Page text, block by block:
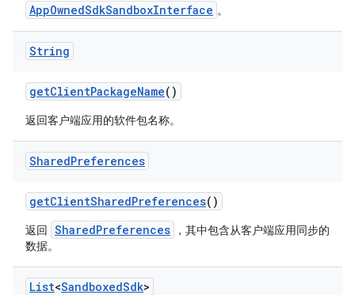
AppOwnedSdkSandboxInterface 。
String
getClientPackageName()
返回客户端应用的软件包名称。
SharedPreferences
getClientSharedPreferences()
返回 SharedPreferences
，其中包含从客户端应用同步的
数据。
List<SandboxedSdk>